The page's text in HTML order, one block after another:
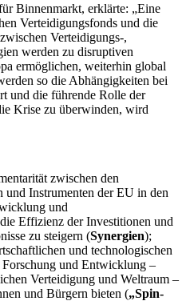
Binnenmarkt, erklärte: „Eine
Verteidigungsfonds und die
Verteidigungs-,
werden zu disruptiven
ermöglichen, weiterhin global
so die Abhängigkeiten bei
und die führende Rolle der
Krise zu überwinden, wird
zwischen den
und Instrumenten der EU in den
und
Effizienz der Investitionen und
zu steigern (Synergien);
und technologischen
und Entwicklung –
Verteidigung und Weltraum –
und Bürgern bieten („Spin-